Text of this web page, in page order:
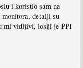
i koristio sam na
detalji su
mi vidljivi, losiji je PPI